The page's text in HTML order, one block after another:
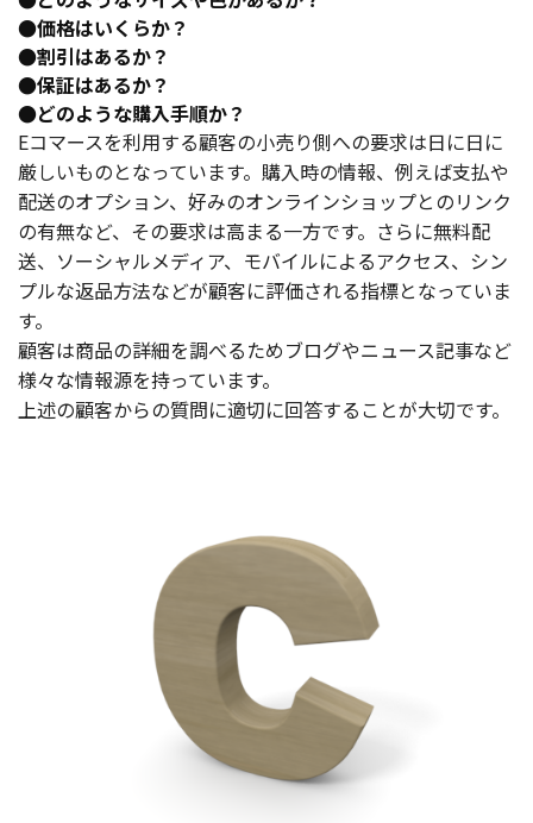
●価格はいくらか？
●割引はあるか？
●保証はあるか？
●どのような購入手順か？
Eコマースを利用する顧客の小売り側への要求は日に日に
厳しいものとなっています。購入時の情報、例えば支払や
配送のオプション、好みのオンラインショップとのリンク
の有無など、その要求は高まる一方です。さらに無料配
送、ソーシャルメディア、モバイルによるアクセス、シン
プルな返品方法などが顧客に評価される指標となっていま
す。
顧客は商品の詳細を調べるためブログやニュース記事など
様々な情報源を持っています。
上述の顧客からの質問に適切に回答することが大切です。